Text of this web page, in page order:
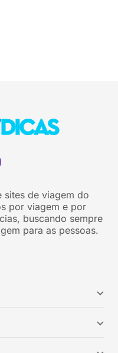
sites de viagem do
por viagem e por
buscando sempre
para as pessoas.